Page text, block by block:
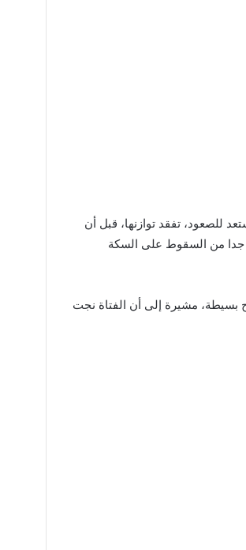
للصعود، تفقد توازنها، قبل أن
جدا من السقوط على السكة
بسيطة، مشيرة إلى أن الفتاة نجت